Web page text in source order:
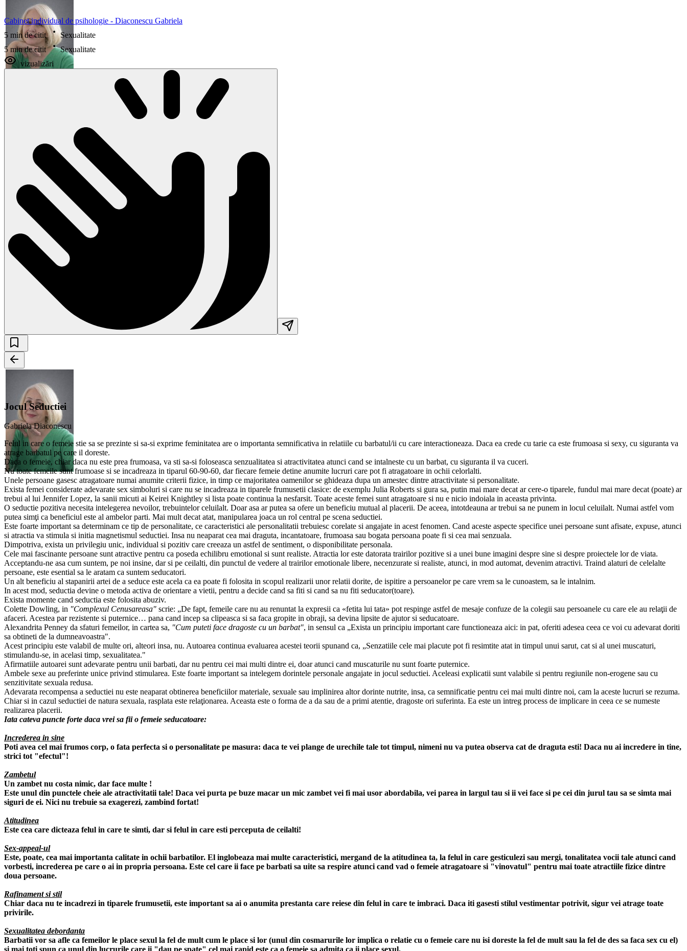
Cabinet individual de psihologie - Diaconescu Gabriela
5 min de citit
Sexualitate
5 min de citit
Sexualitate
vizualizări
Jocul Seductiei
Gabriela Diaconescu
Felul in care o femeie stie sa se prezinte si sa-si exprime feminitatea are o importanta semnificativa in relatiile cu barbatul/ii cu care interactioneaza. Daca ea crede cu tarie ca este frumoasa si sexy, cu siguranta va
atrage barbatul pe care il doreste.
Daca o femeie, chiar daca nu este prea frumoasa, va sti sa-si foloseasca senzualitatea si atractivitatea atunci cand se intalneste cu un barbat, cu siguranta il va cuceri.
Nu toate femeile sunt frumoase si se incadreaza in tiparul 60-90-60, dar fiecare femeie detine anumite lucruri care pot fi atragatoare in ochii celorlalti.
Unele persoane gasesc atragatoare numai anumite criterii fizice, in timp ce majoritatea oamenilor se ghideaza dupa un amestec dintre atractivitate si personalitate.
Exista femei considerate adevarate sex simboluri si care nu se incadreaza in tiparele frumusetii clasice: de exemplu Julia Roberts si gura sa, putin mai mare decat ar cere-o tiparele, fundul mai mare decat (poate) ar
trebui al lui Jennifer Lopez, la sanii micuti ai Keirei Knightley si lista poate continua la nesfarsit. Toate aceste femei sunt atragatoare si nu e nicio indoiala in aceasta privinta.
O seductie pozitiva necesita intelegerea nevoilor, trebuintelor celuilalt. Doar asa ar putea sa ofere un beneficiu mutual al placerii. De aceea, intotdeauna ar trebui sa ne punem in locul celuilalt. Numai astfel vom
putea simţi ca beneficiul este al ambelor parti. Mai mult decat atat, manipularea joaca un rol central pe scena seductiei.
Este foarte important sa determinam ce tip de personalitate, ce caracteristici ale personalitatii trebuiesc corelate si angajate in acest fenomen. Cand aceste aspecte specifice unei persoane sunt afisate, expuse, atunci
si atractia va stimula si initia magnetismul seductiei. Insa nu neaparat cea mai draguta, incantatoare, frumoasa sau bogata persoana poate fi si cea mai senzuala.
Dimpotriva, exista un privilegiu unic, individual si pozitiv care creeaza un astfel de sentiment, o disponibilitate personala.
Cele mai fascinante persoane sunt atractive pentru ca poseda echilibru emotional si sunt realiste. Atractia lor este datorata trairilor pozitive si a unei bune imagini despre sine si despre proiectele lor de viata.
Acceptandu-ne asa cum suntem, pe noi insine, dar si pe ceilalti, din punctul de vedere al trairilor emotionale libere, necenzurate si realiste, atunci, in mod automat, devenim atractivi. Traind alaturi de celelalte
persoane, este esential sa le aratam ca suntem seducatori.
Un alt beneficiu al stapanirii artei de a seduce este acela ca ea poate fi folosita in scopul realizarii unor relatii dorite, de ispitire a persoanelor pe care vrem sa le cunoastem, sa le intalnim.
In acest mod, seductia devine o metoda activa de orientare a vietii, pentru a decide cand sa fiti si cand sa nu fiti seducator(toare).
Exista momente cand seductia este folosita abuziv.
Colette Dowling, in "Complexul Cenusareasa" scrie: „De fapt, femeile care nu au renuntat la expresii ca «fetita lui tata» pot respinge astfel de mesaje confuze de la colegii sau persoanele cu care ele au relaţii de
afaceri. Acestea par rezistente si puternice… pana cand incep sa clipeasca si sa faca gropite in obraji, sa devina lipsite de ajutor si seducatoare.
Alexandrita Penney da sfaturi femeilor, in cartea sa, "Cum puteti face dragoste cu un barbat", in sensul ca „Exista un principiu important care functioneaza aici: in pat, oferiti adesea ceea ce voi cu adevarat doriti
sa obtineti de la dumneavoastra".
Acest principiu este valabil de multe ori, alteori insa, nu. Autoarea continua evaluarea acestei teorii spunand ca, „Senzatiile cele mai placute pot fi resimtite atat in timpul unui sarut, cat si al unei muscaturi,
stimulandu-se, in acelasi timp, sexualitatea."
Afirmatiile autoarei sunt adevarate pentru unii barbati, dar nu pentru cei mai multi dintre ei, doar atunci cand muscaturile nu sunt foarte puternice.
Ambele sexe au preferinte unice privind stimularea. Este foarte important sa intelegem dorintele personale angajate in jocul seductiei. Aceleasi explicatii sunt valabile si pentru regiunile non-erogene sau cu
senzitivitate sexuala redusa.
Adevarata recompensa a seductiei nu este neaparat obtinerea beneficiilor materiale, sexuale sau implinirea altor dorinte nutrite, insa, ca semnificatie pentru cei mai multi dintre noi, cam la aceste lucruri se rezuma.
Chiar si in cazul seductiei de natura sexuala, rasplata este relaţionarea. Aceasta este o forma de a da sau de a primi atentie, dragoste ori suferinta. Ea este un intreg process de implicare in ceea ce se numeste
realizarea placerii.
Iata cateva puncte forte daca vrei sa fii o femeie seducatoare:
Increderea in sine
Poti avea cel mai frumos corp, o fata perfecta si o personalitate pe masura: daca te vei plange de urechile tale tot timpul, nimeni nu va putea observa cat de draguta esti! Daca nu ai incredere in tine,
strici tot "efectul"!
Zambetul
Un zambet nu costa nimic, dar face multe !
Este unul din punctele cheie ale atractivitatii tale! Daca vei purta pe buze macar un mic zambet vei fi mai usor abordabila, vei parea in largul tau si ii vei face si pe cei din jurul tau sa se simta mai
siguri de ei. Nici nu trebuie sa exagerezi, zambind fortat!
Atitudinea
Este cea care dicteaza felul in care te simti, dar si felul in care esti perceputa de ceilalti!
Sex-appeal-ul
Este, poate, cea mai importanta calitate in ochii barbatilor. El inglobeaza mai multe caracteristici, mergand de la atitudinea ta, la felul in care gesticulezi sau mergi, tonalitatea vocii tale atunci cand
vorbesti, increderea pe care o ai in propria persoana. Este cel care ii face pe barbati sa uite sa respire atunci cand vad o femeie atragatoare si "vinovatul" pentru mai toate atractiile fizice dintre
doua persoane.
Rafinament si stil
Chiar daca nu te incadrezi in tiparele frumusetii, este important sa ai o anumita prestanta care reiese din felul in care te imbraci. Daca iti gasesti stilul vestimentar potrivit, sigur vei atrage toate
privirile.
Sexualitatea debordanta
Barbatii vor sa afle ca femeilor le place sexul la fel de mult cum le place si lor (unul din cosmarurile lor implica o relatie cu o femeie care nu isi doreste la fel de mult sau la fel de des sa faca sex cu el)